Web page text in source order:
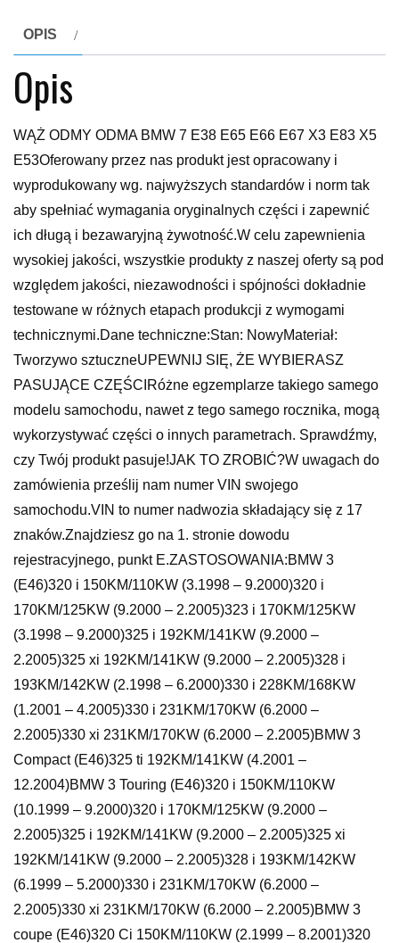
OPIS
Opis
WĄŻ ODMY ODMA BMW 7 E38 E65 E66 E67 X3 E83 X5
E53Oferowany przez nas produkt jest opracowany i
wyprodukowany wg. najwyższych standardów i norm tak
aby spełniać wymagania oryginalnych części i zapewnić
ich długą i bezawaryjną żywotność.W celu zapewnienia
wysokiej jakości, wszystkie produkty z naszej oferty są pod
względem jakości, niezawodności i spójności dokładnie
testowane w różnych etapach produkcji z wymogami
technicznymi.Dane techniczne:Stan: NowyMateriał:
Tworzywo sztuczneUPEWNIJ SIĘ, ŻE WYBIERASZ
PASUJĄCE CZĘŚCIRóżne egzemplarze takiego samego
modelu samochodu, nawet z tego samego rocznika, mogą
wykorzystywać części o innych parametrach. Sprawdźmy,
czy Twój produkt pasuje!JAK TO ZROBIĆ?W uwagach do
zamówienia prześlij nam numer VIN swojego
samochodu.VIN to numer nadwozia składający się z 17
znaków.Znajdziesz go na 1. stronie dowodu
rejestracyjnego, punkt E.ZASTOSOWANIA:BMW 3
(E46)320 i 150KM/110KW (3.1998 – 9.2000)320 i
170KM/125KW (9.2000 – 2.2005)323 i 170KM/125KW
(3.1998 – 9.2000)325 i 192KM/141KW (9.2000 –
2.2005)325 xi 192KM/141KW (9.2000 – 2.2005)328 i
193KM/142KW (2.1998 – 6.2000)330 i 228KM/168KW
(1.2001 – 4.2005)330 i 231KM/170KW (6.2000 –
2.2005)330 xi 231KM/170KW (6.2000 – 2.2005)BMW 3
Compact (E46)325 ti 192KM/141KW (4.2001 –
12.2004)BMW 3 Touring (E46)320 i 150KM/110KW
(10.1999 – 9.2000)320 i 170KM/125KW (9.2000 –
2.2005)325 i 192KM/141KW (9.2000 – 2.2005)325 xi
192KM/141KW (9.2000 – 2.2005)328 i 193KM/142KW
(6.1999 – 5.2000)330 i 231KM/170KW (6.2000 –
2.2005)330 xi 231KM/170KW (6.2000 – 2.2005)BMW 3
coupe (E46)320 Ci 150KM/110KW (2.1999 – 8.2001)320